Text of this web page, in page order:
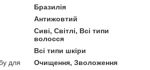
Бразилія
Антижовтий
Сиві, Світлі, Всі типи
волосся
Всі типи шкіри
для
Очищення, Зволоження